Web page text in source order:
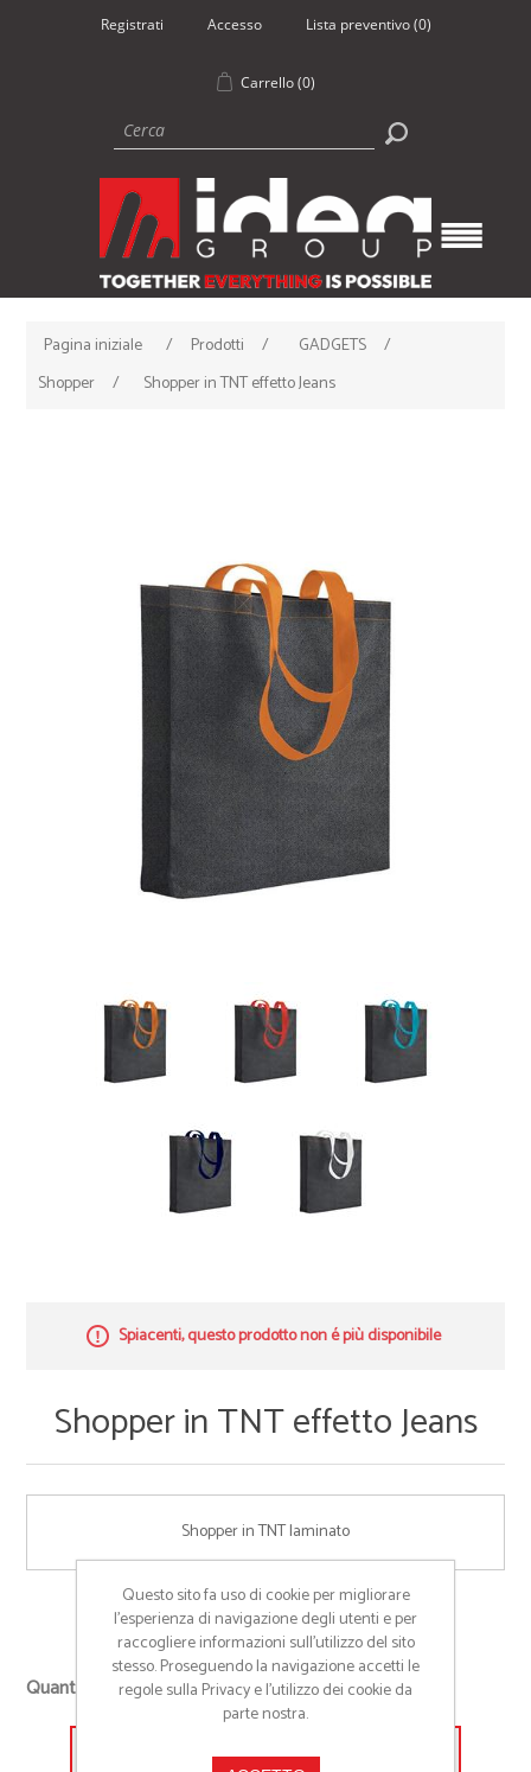
Registrati Accesso Lista preventivo (0)
Carrello (0)
Pagina iniziale / Prodotti / GADGETS
/
Shopper
/ Shopper in TNT effetto Jeans
Spiacenti, questo prodotto non é più disponibile
Shopper in TNT effetto Jeans
Shopper in TNT laminato
Cod:19149
Quantità richiesta
+
-
Questo sito fa uso di cookie per migliorare
l’esperienza di navigazione degli utenti e per
raccogliere informazioni sull’utilizzo del sito
stesso. Proseguendo la navigazione accetti le
regole sulla Privacy e l'utilizzo dei cookie da
parte nostra.